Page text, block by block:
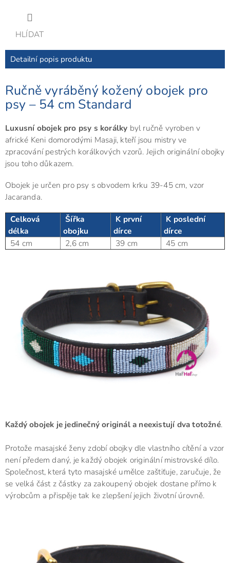
HLÍDAT
Detailní popis produktu
Ručně vyráběný kožený obojek pro
psy – 54 cm Standard
Luxusní obojek pro psy s korálky byl ručně vyroben v
africké Keni domorodými Masaji, kteří jsou mistry ve
zpracování pestrých korálkových vzorů. Jejich originální obojky
jsou toho důkazem.
Obojek je určen pro psy s obvodem krku 39-45 cm, vzor
Jacaranda.
Celková
délka
Šířka
obojku
K první
dírce
K poslední
dírce
54 cm
2,6 cm 39 cm 45 cm
Každý obojek je jedinečný originál a neexistují dva totožné.
Protože masajské ženy zdobí obojky dle vlastního cítění a vzor
není předem daný, je každý obojek originální mistrovské dílo.
Společnost, která tyto masajské umělce zaštiťuje, zaručuje, že
se velká část z částky za zakoupený obojek dostane přímo k
výrobcům a přispěje tak ke zlepšení jejich životní úrovně.